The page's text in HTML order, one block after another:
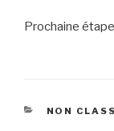
Prochaine
NON